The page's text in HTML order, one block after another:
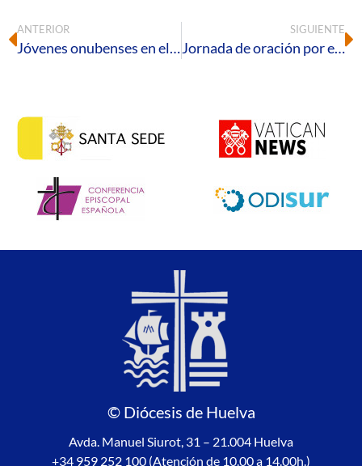
ANTERIOR
Jóvenes onubenses en el encuentro universitario con el Santo Padre
SIGUIENTE
Jornada de oración por el cuidado de la creación
© Diócesis de Huelva
Avda. Manuel Siurot, 31 – 21.004 Huelva
+34 959 252 100 (Atención de 10.00 a 14.00h.)